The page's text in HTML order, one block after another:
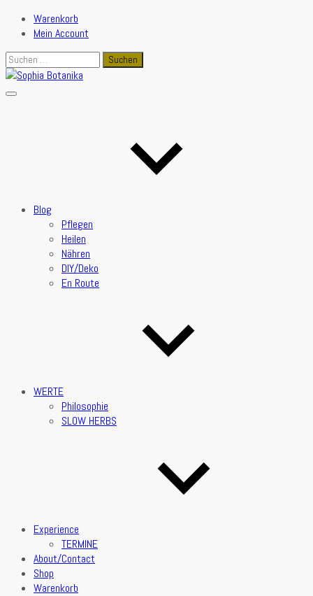
Warenkorb
Mein Account
Suchen
nach:
Blog
Pflegen
Heilen
Nähren
DIY/Deko
En Route
WERTE
Philosophie
SLOW HERBS
Experience
TERMINE
About/Contact
Shop
Warenkorb